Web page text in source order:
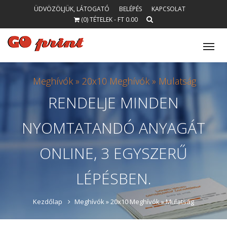
ÜDVÖZÖLJÜK, LÁTOGATÓ BELÉPÉS
KAPCSOLAT
(0) TÉTELEK - FT 0.00
Meghívók » 20x10 Meghívók » Mulatság
RENDELJE MINDEN
NYOMTATANDÓ ANYAGÁT
ONLINE, 3 EGYSZERŰ
LÉPÉSBEN.
Kezdőlap Meghívók »20x10 Meghívók »Mulatság